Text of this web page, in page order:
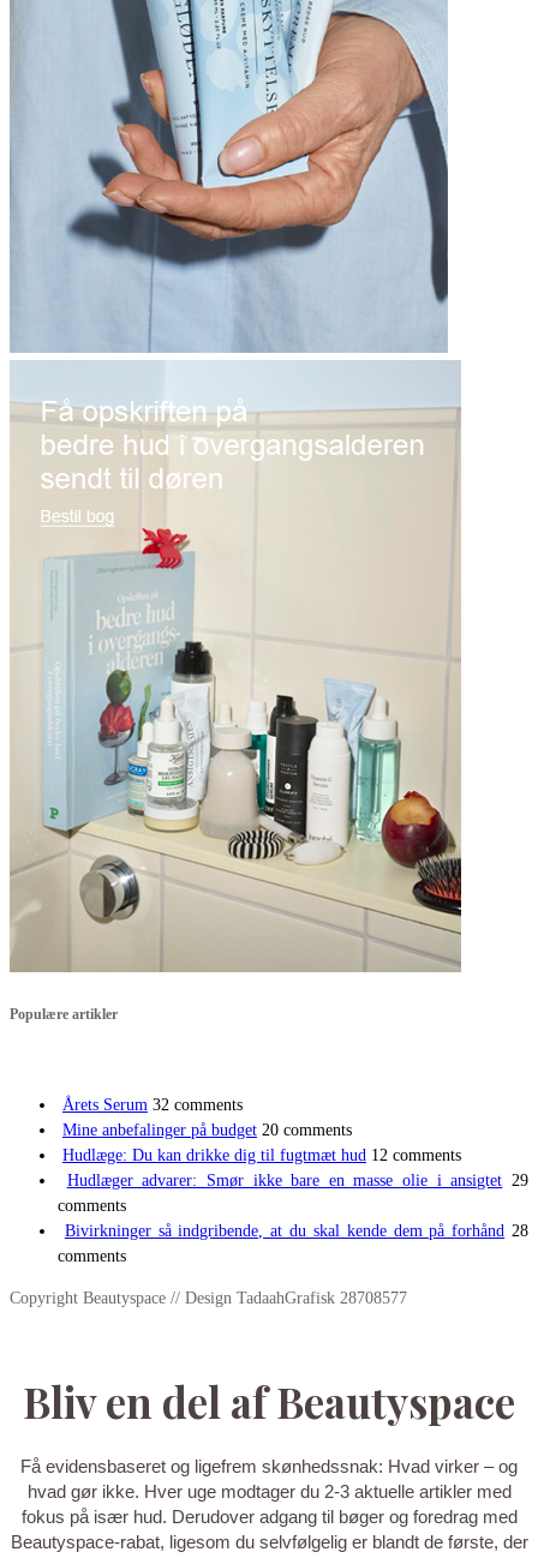
Populære artikler
Årets Serum 32 comments
Mine anbefalinger på budget 20 comments
Hudlæge: Du kan drikke dig til fugtmæt hud 12 comments
Hudlæger advarer: Smør ikke bare en masse olie i ansigtet 29
comments
Bivirkninger så indgribende, at du skal kende dem på forhånd 28
comments
Copyright Beautyspace // Design TadaahGrafisk 28708577
Bliv en del af Beautyspace
Få evidensbaseret og ligefrem skønhedssnak: Hvad virker – og
hvad gør ikke. Hver uge modtager du 2-3 aktuelle artikler med
fokus på især hud. Derudover adgang til bøger og foredrag med
Beautyspace-rabat, ligesom du selvfølgelig er blandt de første, der